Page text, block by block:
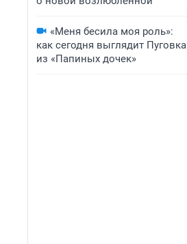
«Меня бесила моя роль»:
как сегодня выглядит Пуговка
из «Папиных дочек»